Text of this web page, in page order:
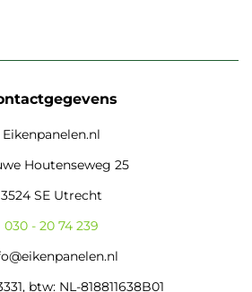
Eikenpanelen.nl
Houtenseweg 25
3524 SE Utrecht
030 - 20 74 239
btw: NL-818811638B01